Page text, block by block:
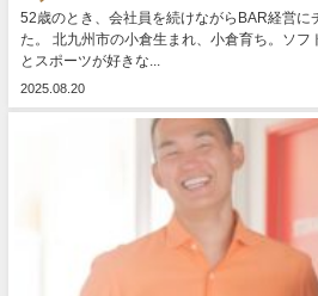
52歳のとき、会社員を続けながらBAR経営に
た。 北九州市の小倉生まれ、小倉育ち。ソフ
とスポーツが好きな...
2025.08.20